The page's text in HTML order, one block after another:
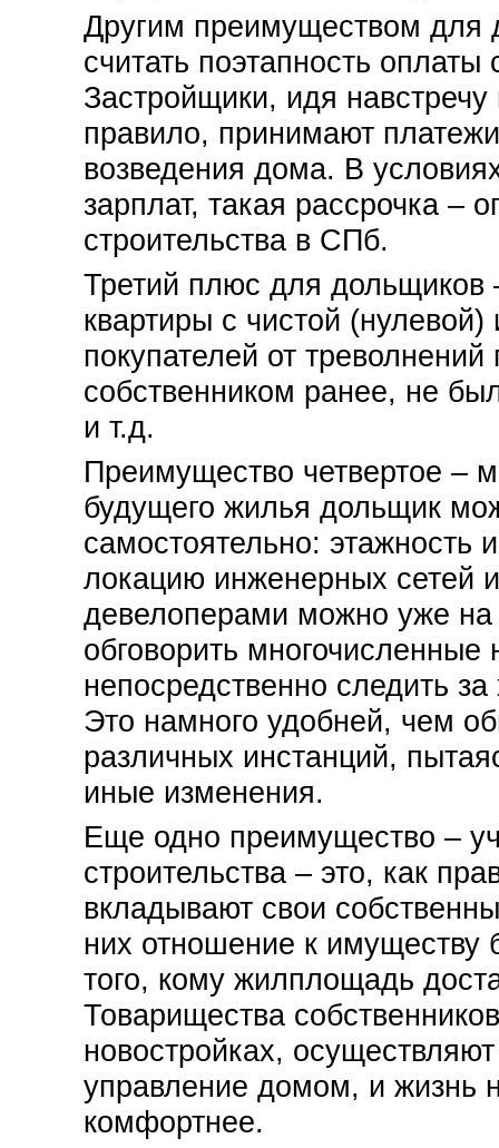
Другим преимуществом для
считать поэтапность
Застройщики, идя навстречу
правило, принимают
возведения дома. В
зарплат, такая рассрочка –
строительства в СПб.
Третий плюс для дольщиков
квартиры с чистой (нулевой)
покупателей от
собственником ранее, не
и т.д.
Преимущество четвертое –
будущего жилья дольщик
самостоятельно: этажность
локацию инженерных сетей
девелоперами можно уже на
обговорить
непосредственно следить
Это намного удобней, чем
различных инстанций,
иные изменения.
Еще одно преимущество –
строительства – это, как
вкладывают свои
них отношение к имуществу
того, кому жилплощадь
Товарищества
новостройках,
управление домом, и жизнь
комфортнее.